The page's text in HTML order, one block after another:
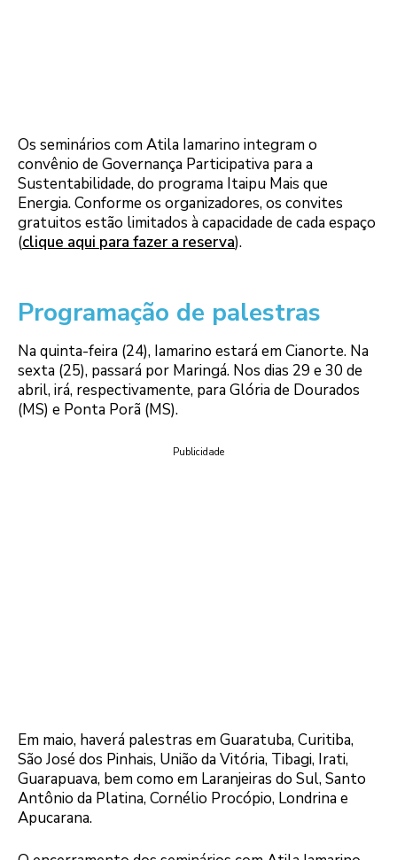
Os seminários com Atila Iamarino integram o
convênio de Governança Participativa para a
Sustentabilidade, do programa Itaipu Mais que
Energia. Conforme os organizadores, os convites
gratuitos estão limitados à capacidade de cada espaço
(clique aqui para fazer a reserva).
Programação de palestras
Na quinta-feira (24), Iamarino estará em Cianorte. Na
sexta (25), passará por Maringá. Nos dias 29 e 30 de
abril, irá, respectivamente, para Glória de Dourados
(MS) e Ponta Porã (MS).
Publicidade
Em maio, haverá palestras em Guaratuba, Curitiba,
São José dos Pinhais, União da Vitória, Tibagi, Irati,
Guarapuava, bem como em Laranjeiras do Sul, Santo
Antônio da Platina, Cornélio Procópio, Londrina e
Apucarana.